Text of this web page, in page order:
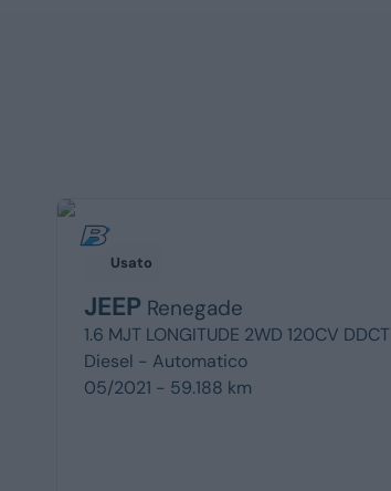
Usato
JEEP Renegade
1.6 MJT LONGITUDE 2WD 120CV DDCT
Diesel - Automatico
05/2021 - 59.188 km